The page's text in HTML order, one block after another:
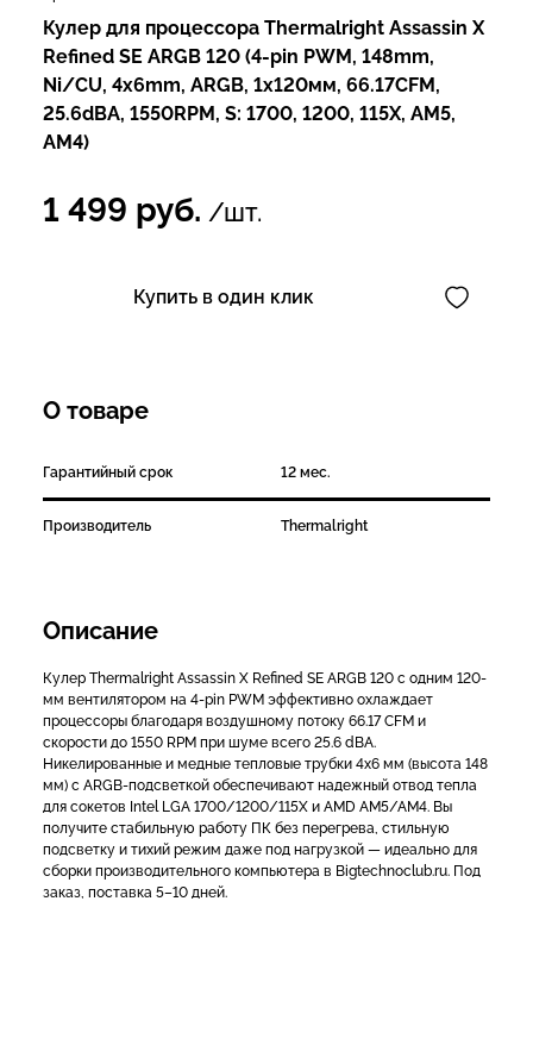
Кулер для процессора Thermalright Assassin X
Refined SE ARGB 120 (4-pin PWM, 148mm,
Ni/CU, 4x6mm, ARGB, 1x120мм, 66.17CFM,
25.6dBA, 1550RPM, S: 1700, 1200, 115X, AM5,
AM4)
1 499 руб. /шт.
Купить в один клик
О товаре
Гарантийный срок 12 мес.
Производитель Thermalright
Описание
Кулер Thermalright Assassin X Refined SE ARGB 120 с одним 120-
мм вентилятором на 4-pin PWM эффективно охлаждает
процессоры благодаря воздушному потоку 66.17 CFM и
скорости до 1550 RPM при шуме всего 25.6 dBA.
Никелированные и медные тепловые трубки 4x6 мм (высота 148
мм) с ARGB-подсветкой обеспечивают надежный отвод тепла
для сокетов Intel LGA 1700/1200/115X и AMD AM5/AM4. Вы
получите стабильную работу ПК без перегрева, стильную
подсветку и тихий режим даже под нагрузкой — идеально для
сборки производительного компьютера в Bigtechnoclub.ru. Под
заказ, поставка 5–10 дней.